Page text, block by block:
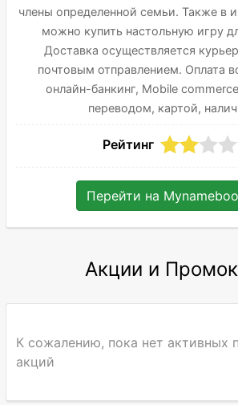
члены определенной семьи. Также в
можно купить настольную игру
Доставка осуществляется
почтовым отправлением. Оплата
онлайн-банкинг, Mobile
переводом, картой,
Рейтинг
Перейти на
Акции и
К сожалению, пока нет активных
акций